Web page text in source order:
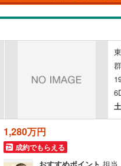
1,280万円
成約でもらえる
おすすめポイント 担当
鳥取 島根
福岡 佐賀
邑楽郡板倉町(6
新田多村新田町
サービスルーム（納戸
最寄りの駅が始発駅
配置、向き、建ち方、日当